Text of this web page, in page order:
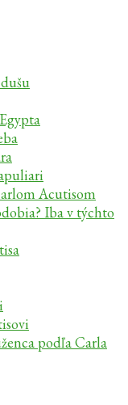
Acutisom
Iba v týchto
podľa Carla